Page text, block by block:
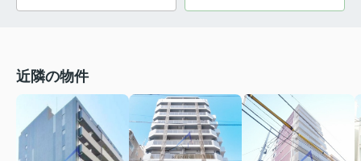
近隣の物件